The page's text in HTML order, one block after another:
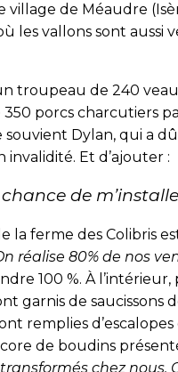
village de Méaudre
les vallons sont aussi
troupeau de 240
350 porcs charcutiers
souvient Dylan, qui a
invalidité. Et d’ajouter :
chance de
la ferme des Colibris
réalise 80% de nos
100 %. À
garnis de
remplies
de boudins
chez nous.